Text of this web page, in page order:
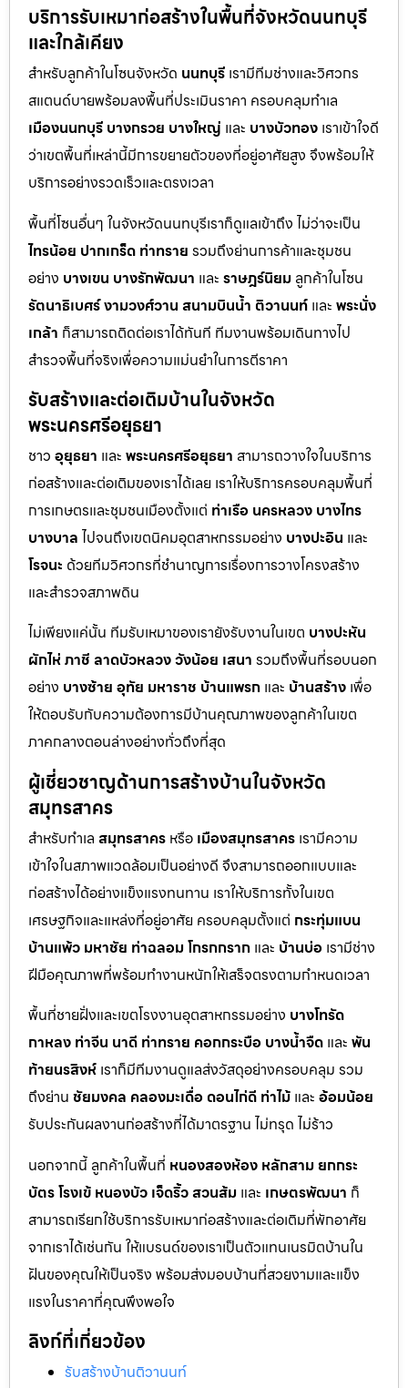
บริการรับเหมาก่อสร้างในพื้นที่จังหวัดนนทบุรี
และใกล้เคียง
สำหรับลูกค้าในโซนจังหวัด นนทบุรี เรามีทีมช่างและวิศวกร
สแตนด์บายพร้อมลงพื้นที่ประเมินราคา ครอบคลุมทำเล
เมืองนนทบุรี บางกรวย บางใหญ่ และ บางบัวทอง เราเข้าใจดี
ว่าเขตพื้นที่เหล่านี้มีการขยายตัวของที่อยู่อาศัยสูง จึงพร้อมให้
บริการอย่างรวดเร็วและตรงเวลา
พื้นที่โซนอื่นๆ ในจังหวัดนนทบุรีเราก็ดูแลเข้าถึง ไม่ว่าจะเป็น
ไทรน้อย ปากเกร็ด ท่าทราย รวมถึงย่านการค้าและชุมชน
อย่าง บางเขน บางรักพัฒนา และ ราษฎร์นิยม ลูกค้าในโซน
รัตนาธิเบศร์งามวงศ์วาน สนามบินน้ำ ติวานนท์ และ พระนั่ง
เกล้า ก็สามารถติดต่อเราได้ทันที ทีมงานพร้อมเดินทางไป
สำรวจพื้นที่จริงเพื่อความแม่นยำในการตีราคา
รับสร้างและต่อเติมบ้านในจังหวัด
พระนครศรีอยุธยา
ชาว อุยุธยา และ พระนครศรีอยุธยา สามารถวางใจในบริการ
ก่อสร้างและต่อเติมของเราได้เลย เราให้บริการครอบคลุมพื้นที่
การเกษตรและชุมชนเมืองตั้งแต่ ท่าเรือ นครหลวง บางไทร
บางบาล ไปจนถึงเขตนิคมอุตสาหกรรมอย่าง บางปะอิน และ
โรจนะ ด้วยทีมวิศวกรที่ชำนาญการเรื่องการวางโครงสร้าง
และสำรวจสภาพดิน
ไม่เพียงแค่นั้น ทีมรับเหมาของเรายังรับงานในเขต บางปะหัน
ผักไห่ภาชี ลาดบัวหลวงวังน้อย เสนา รวมถึงพื้นที่รอบนอก
อย่าง บางซ้าย อุทัย มหาราช บ้านแพรก และ บ้านสร้าง เพื่อ
ให้ตอบรับกับความต้องการมีบ้านคุณภาพของลูกค้าในเขต
ภาคกลางตอนล่างอย่างทั่วถึงที่สุด
ผู้เชี่ยวชาญด้านการสร้างบ้านในจังหวัด
สมุทรสาคร
สำหรับทำเล สมุทรสาคร หรือ เมืองสมุทรสาคร เรามีความ
เข้าใจในสภาพแวดล้อมเป็นอย่างดี จึงสามารถออกแบบและ
ก่อสร้างได้อย่างแข็งแรงทนทาน เราให้บริการทั้งในเขต
เศรษฐกิจและแหล่งที่อยู่อาศัย ครอบคลุมตั้งแต่ กระทุ่มแบน
บ้านแพ้ว มหาชัย ท่าฉลอมโกรกกราก และ บ้านบ่อ เรามีช่าง
ฝีมือคุณภาพที่พร้อมทำงานหนักให้เสร็จตรงตามกำหนดเวลา
พื้นที่ชายฝั่งและเขตโรงงานอุตสาหกรรมอย่าง บางโทรัด
กาหลง ท่าจีน นาดี ท่าทราย คอกกระบือ บางน้ำจืด และ พัน
ท้ายนรสิงห์ เราก็มีทีมงานดูแลส่งวัสดุอย่างครอบคลุม รวม
ถึงย่าน ชัยมงคล คลองมะเดื่อ ดอนไก่ดี ท่าไม้ และ อ้อมน้อย
รับประกันผลงานก่อสร้างที่ได้มาตรฐาน ไม่ทรุด ไม่ร้าว
นอกจากนี้ ลูกค้าในพื้นที่ หนองสองห้อง หลักสามยกกระ
บัตรโรงเข้ หนองบัว เจ็ดริ้วสวนส้ม และ เกษตรพัฒนา ก็
สามารถเรียกใช้บริการรับเหมาก่อสร้างและต่อเติมที่พักอาศัย
จากเราได้เช่นกัน ให้แบรนด์ของเราเป็นตัวแทนเนรมิตบ้านใน
ฝันของคุณให้เป็นจริง พร้อมส่งมอบบ้านที่สวยงามและแข็ง
แรงในราคาที่คุณพึงพอใจ
ลิงก์ที่เกี่ยวข้อง
รับสร้างบ้านติวานนท์